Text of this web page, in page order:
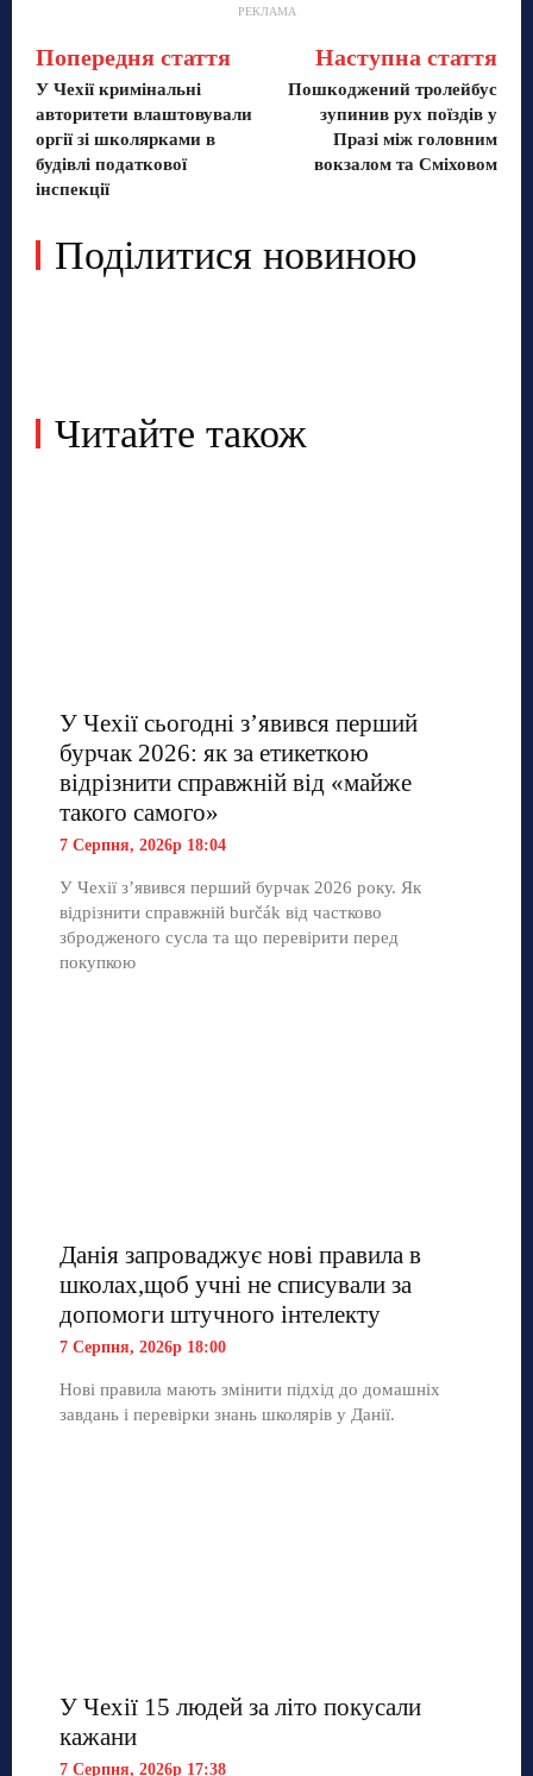
РЕКЛАМА
Попередня стаття
У Чехії кримінальні
авторитети влаштовували
оргії зі школярками в
будівлі податкової
інспекції
Наступна стаття
Пошкоджений тролейбус
зупинив рух поїздів у
Празі між головним
вокзалом та Сміховом
Поділитися новиною
Читайте також
У Чехії сьогодні з’явився перший
бурчак 2026: як за етикеткою
відрізнити справжній від «майже
такого самого»
7 Серпня, 2026р 18:04
У Чехії з’явився перший бурчак 2026 року. Як
відрізнити справжній burčák від частково
збродженого сусла та що перевірити перед
покупкою
Данія запроваджує нові правила в
школах,щоб учні не списували за
допомоги штучного інтелекту
7 Серпня, 2026р 18:00
Нові правила мають змінити підхід до домашніх
завдань і перевірки знань школярів у Данії.
У Чехії 15 людей за літо покусали
кажани
7 Серпня, 2026р 17:38